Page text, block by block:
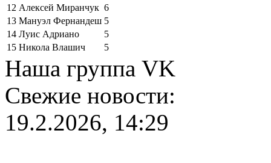
12 Алексей Миранчук 6
13 Мануэл Фернандеш 5
14 Луис Адриано
5
15 Никола Влашич 5
Наша группа VK
Свежие новости:
19.2.2026, 14:29